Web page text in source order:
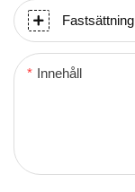
Fastsättning
Innehåll